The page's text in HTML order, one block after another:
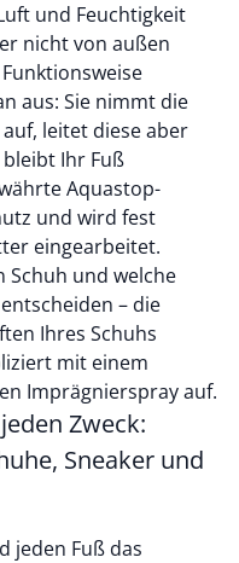
und Feuchtigkeit
nicht von außen
aus: Sie nimmt die
leitet diese aber
Ihr Fuß
Aquastop-
und wird fest
eingearbeitet.
Schuh und welche
– die
Ihres Schuhs
mit einem
Imprägnierspray auf.
Zweck:
Sneaker und
jeden Fuß das